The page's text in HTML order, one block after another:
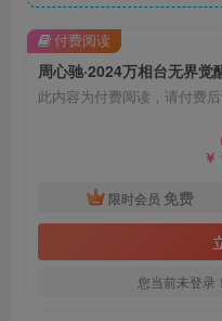
周心驰·2024万相台无界觉
此内容为付费阅读，请付费
￥
限时会员 免费
您当前未登录
付费阅读